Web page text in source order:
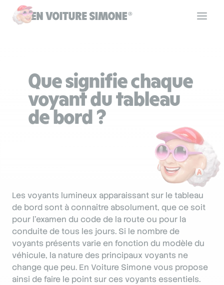
Permis de conduire
Allô Simone
Se connecter
Que signifie chaque
voyant du tableau
de bord ?
Les voyants lumineux apparaissant sur le tableau
de bord sont à connaître absolument, que ce soit
pour l’examen du code de la route ou pour la
conduite de tous les jours. Si le nombre de
voyants présents varie en fonction du modèle du
véhicule, la nature des principaux voyants ne
change que peu. En Voiture Simone vous propose
ainsi de faire le point sur ces voyants essentiels.